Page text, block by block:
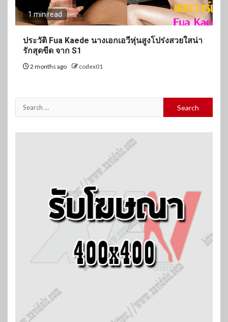
1 min read
ประวัติ Fua Kaede นางเอกเอวีหุ่นสูงโปร่งสวยใสน่า
รักสุดขีด จาก S1
2 months ago codex01
Search
for: